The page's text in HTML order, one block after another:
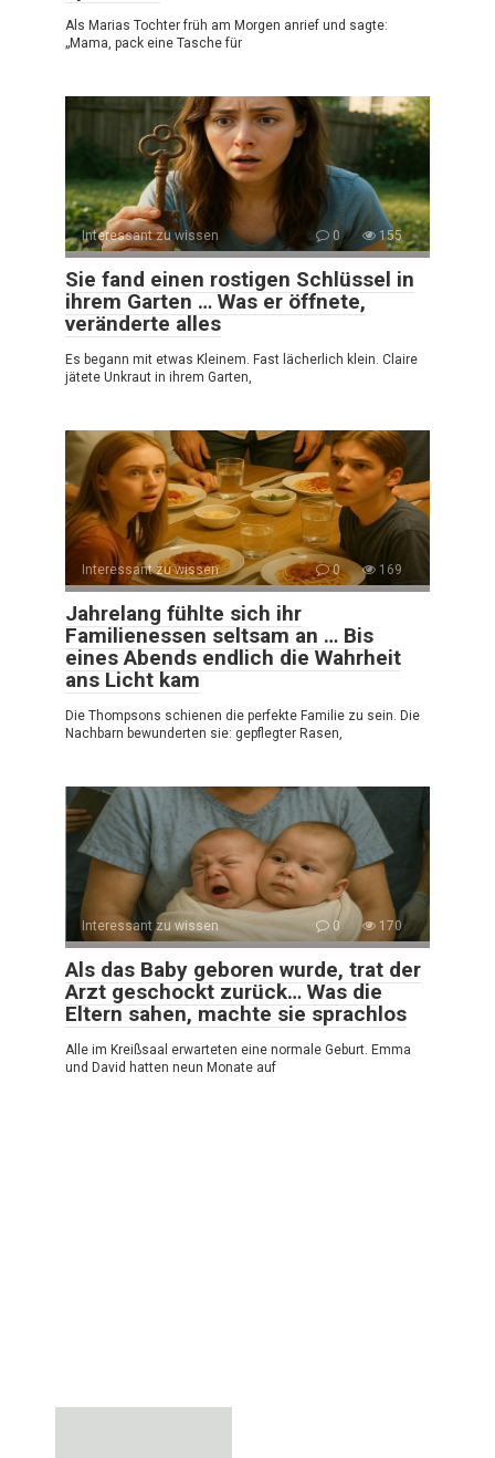
Als Marias Tochter früh am Morgen anrief und sagte:
„Mama, pack eine Tasche für
Interessant zu wissen 0 155
Sie fand einen rostigen Schlüssel in
ihrem Garten … Was er öffnete,
veränderte alles
Es begann mit etwas Kleinem. Fast lächerlich klein. Claire
jätete Unkraut in ihrem Garten,
Interessant zu wissen 0 169
Jahrelang fühlte sich ihr
Familienessen seltsam an … Bis
eines Abends endlich die Wahrheit
ans Licht kam
Die Thompsons schienen die perfekte Familie zu sein. Die
Nachbarn bewunderten sie: gepflegter Rasen,
Interessant zu wissen 0 170
Als das Baby geboren wurde, trat der
Arzt geschockt zurück… Was die
Eltern sahen, machte sie sprachlos
Alle im Kreißsaal erwarteten eine normale Geburt. Emma
und David hatten neun Monate auf